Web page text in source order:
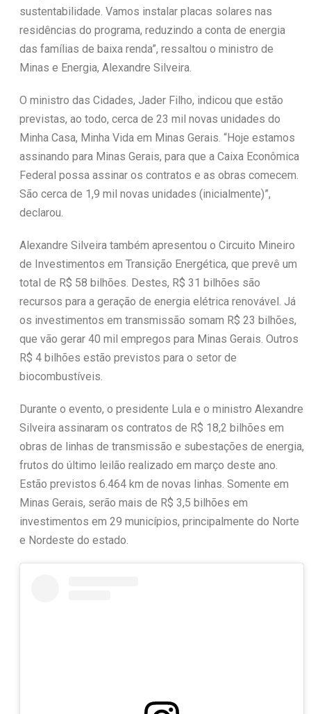
sustentabilidade. Vamos instalar placas solares nas
residências do programa, reduzindo a conta de energia
das famílias de baixa renda”, ressaltou o ministro de
Minas e Energia, Alexandre Silveira.
O ministro das Cidades, Jader Filho, indicou que estão
previstas, ao todo, cerca de 23 mil novas unidades do
Minha Casa, Minha Vida em Minas Gerais. “Hoje estamos
assinando para Minas Gerais, para que a Caixa Econômica
Federal possa assinar os contratos e as obras comecem.
São cerca de 1,9 mil novas unidades (inicialmente)”,
declarou.
Alexandre Silveira também apresentou o Circuito Mineiro
de Investimentos em Transição Energética, que prevê um
total de R$ 58 bilhões. Destes, R$ 31 bilhões são
recursos para a geração de energia elétrica renovável. Já
os investimentos em transmissão somam R$ 23 bilhões,
que vão gerar 40 mil empregos para Minas Gerais. Outros
R$ 4 bilhões estão previstos para o setor de
biocombustíveis.
Durante o evento, o presidente Lula e o ministro Alexandre
Silveira assinaram os contratos de R$ 18,2 bilhões em
obras de linhas de transmissão e subestações de energia,
frutos do último leilão realizado em março deste ano.
Estão previstos 6.464 km de novas linhas. Somente em
Minas Gerais, serão mais de R$ 3,5 bilhões em
investimentos em 29 municípios, principalmente do Norte
e Nordeste do estado.